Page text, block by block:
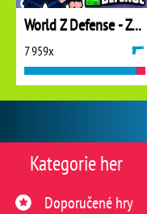
Kategorie her
Doporučené hry
World Z Defense - Zombie Defense
7 959x